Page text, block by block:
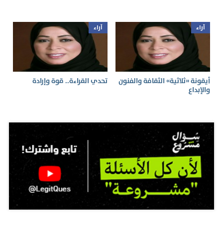
آراء
أيقونة «ثلاثية» الثقافة والفنون
والإبداع
آراء
تحدي القراءة.. قوة وإرادة